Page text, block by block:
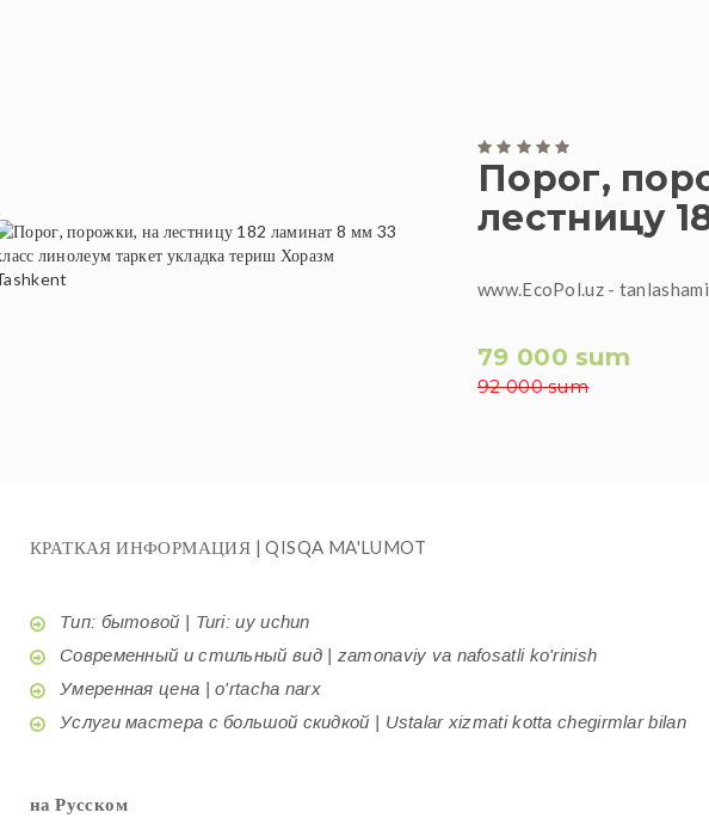
Порог,
лестницу
www.EcoPol.uz -
79 000 sum
92 000 sum
КРАТКАЯ ИНФОРМАЦИЯ | QISQA MA'LUMOT
Тип: бытовой | Turi: uy uchun
Современный и стильный вид | zamonaviy va nafosatli ko'rinish
Умеренная цена | o'rtacha narx
Услуги мастера с большой скидкой | Ustalar xizmati kotta chegirmlar bilan
на Русском